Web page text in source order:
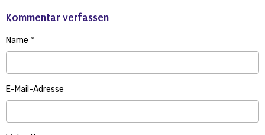
Kommentar verfassen
Name
E-Mail-Adresse